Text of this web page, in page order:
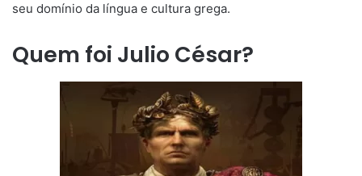
seu domínio da língua e cultura grega.
Quem foi Julio César?